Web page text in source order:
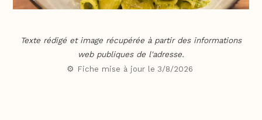
Texte rédigé et image récupérée à partir des informations
web publiques de l'adresse.
⚙️ Fiche mise à jour le 3/8/2026